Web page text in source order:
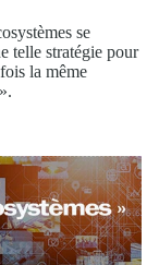
se
telle stratégie pour
la même